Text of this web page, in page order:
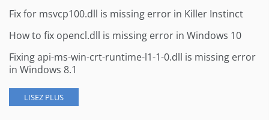
Fix for msvcp100.dll is missing error in Killer Instinct
How to fix opencl.dll is missing error in Windows 10
Fixing api-ms-win-crt-runtime-l1-1-0.dll is missing error
in Windows 8.1
LISEZ PLUS